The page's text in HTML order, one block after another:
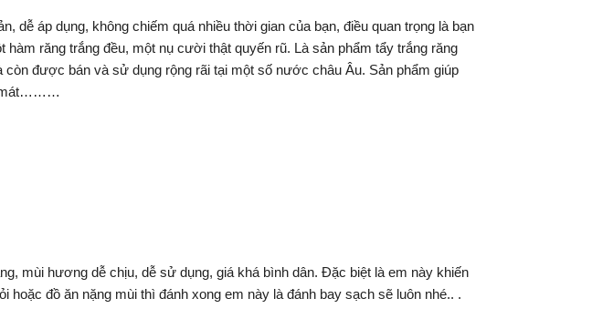
dễ áp dụng, không chiếm quá nhiều thời gian của bạn, điều quan trọng là bạn
răng trắng đều, một nụ cười thật quyến rũ. Là sản phẩm tẩy trắng răng
được bán và sử dụng rộng rãi tại một số nước châu Âu. Sản phẩm giúp
mát………
mùi hương dễ chịu, dễ sử dụng, giá khá bình dân. Đặc biệt là em này khiến
đồ ăn nặng mùi thì đánh xong em này là đánh bay sạch sẽ luôn nhé.. .